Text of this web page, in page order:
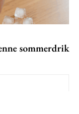
PRICING
sommerdrik